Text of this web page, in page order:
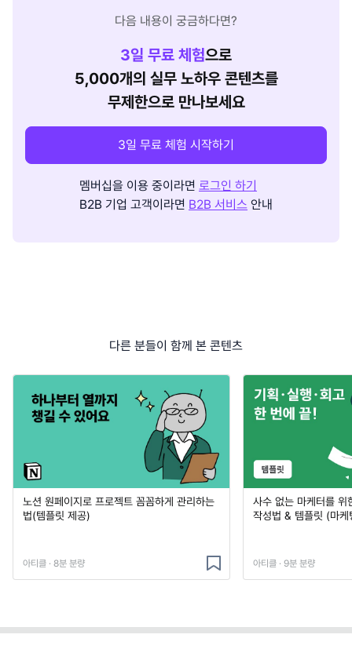
다음 내용이 궁금하다면?
3일 무료 체험으로
5,000개의 실무 노하우 콘텐츠를
무제한으로 만나보세요
3일 무료 체험 시작하기
멤버십을 이용 중이라면 로그인 하기
B2B 기업 고객이라면 B2B 서비스 안내
다른 분들이 함께 본 콘텐츠
노션 원페이지로 프로젝트 꼼꼼하게 관리하는
법(템플릿 제공)
아티클 · 8분 분량
사수 없는 마케터를 위
작성법 & 템플릿 (마
아티클 · 9분 분량